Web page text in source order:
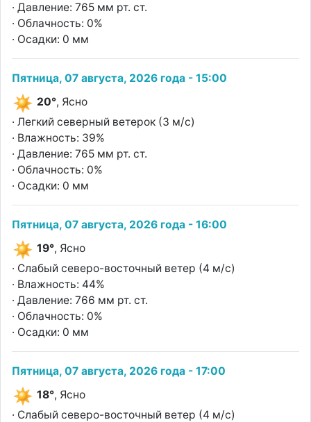
· Давление: 765 мм рт. ст.
· Облачность: 0%
· Осадки: 0 мм
Пятница, 07 августа, 2026 года - 15:00
20°, Ясно
· Легкий северный ветерок (3 м/с)
· Влажность: 39%
· Давление: 765 мм рт. ст.
· Облачность: 0%
· Осадки: 0 мм
Пятница, 07 августа, 2026 года - 16:00
19°, Ясно
· Слабый северо-восточный ветер (4 м/с)
· Влажность: 44%
· Давление: 766 мм рт. ст.
· Облачность: 0%
· Осадки: 0 мм
Пятница, 07 августа, 2026 года - 17:00
18°, Ясно
· Слабый северо-восточный ветер (4 м/с)